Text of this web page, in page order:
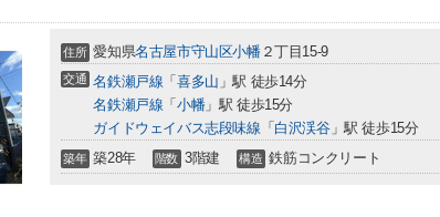
住所 愛知県名古屋市守山区小幡 ２丁目15-9
交通 名鉄瀬戸線 「 喜多山 」駅 徒歩14分
名鉄瀬戸線 「 小幡 」駅 徒歩15分
ガイドウェイバス志段味線 「 白沢渓谷」駅 徒歩15分
築年 築28年 階数 3階建 構造 鉄筋コンクリート